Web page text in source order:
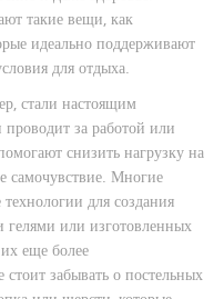
такие вещи, как
идеально поддерживают
для отдыха.
стали настоящим
за работой или
снизить нагрузку на
самочувствие. Многие
для создания
или изготовленных
еще более
забывать о постельных